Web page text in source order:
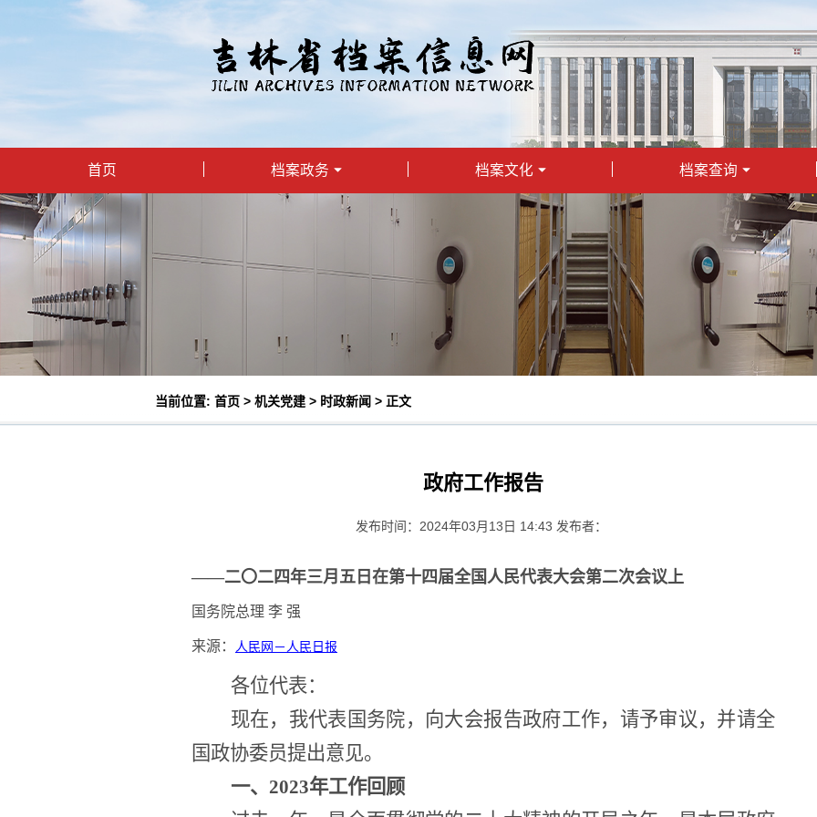
首页 档案政务 档案文化 档案查询
当前位置: 首页 > 机关党建 > 时政新闻 > 正文
政府工作报告
发布时间：2024年03月13日 14:43 发布者：
——二〇二四年三月五日在第十四届全国人民代表大会第二次会议上
国务院总理 李 强
来源： 人民网－人民日报
各位代表：
现在，我代表国务院，向大会报告政府工作，请予审议，并请全
国政协委员提出意见。
一、 2023年工作回顾